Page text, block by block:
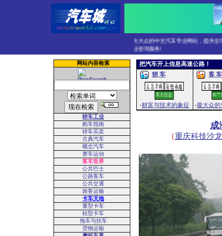
面向大众的中文汽车专业网站，提供全球
专业咨询服务!
网站内容检索
轿车工业
购车指南
轿车买卖
古典汽车
概念汽车
赛车运动
客车世界
公共巴士
公路客车
公共交通
旅客运输
卡车天地
重型卡车
轻型卡车
拖车与挂车
货物运输
把汽车开上信息高速公路！
轿 车
客 车
-财富与技术的象征 -最大众的
成
（重庆科技沙龙